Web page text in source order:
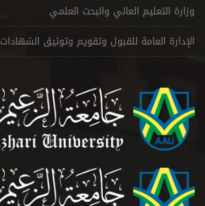
وزارة التعليم العالي والبحث العلمي
الإدارة العامة للقبول وتقويم وتوثيق الشهادات